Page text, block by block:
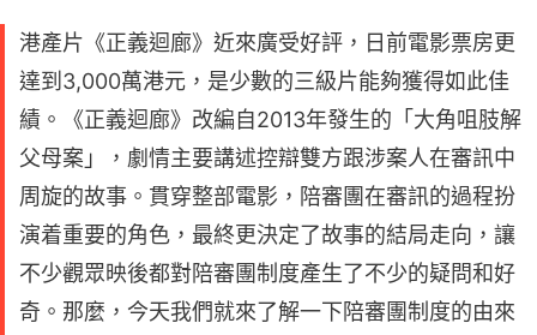
港產片《正義迴廊》近來廣受好評，日前電影票房更
達到3,000萬港元，是少數的三級片能夠獲得如此佳
績。《正義迴廊》改編自2013年發生的「大角咀肢解
父母案」，劇情主要講述控辯雙方跟涉案人在審訊中
周旋的故事。貫穿整部電影，陪審團在審訊的過程扮
演着重要的角色，最終更決定了故事的結局走向，讓
不少觀眾映後都對陪審團制度產生了不少的疑問和好
奇。那麼，今天我們就來了解一下陪審團制度的由來